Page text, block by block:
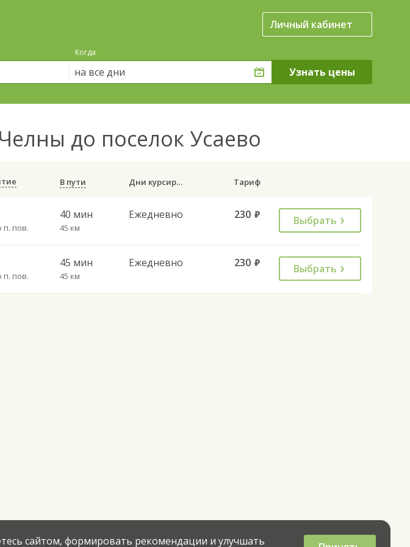
Личный кабинет
Когда
на все дни
до поселок Усаево
В пути Дни курсирования Тариф
п. пов.
40 мин
45 км
Ежедневно 230 руб. Выбрать
п. пов.
45 мин
45 км
Ежедневно 230 руб. Выбрать
сайтом, формировать рекомендации и улучшать